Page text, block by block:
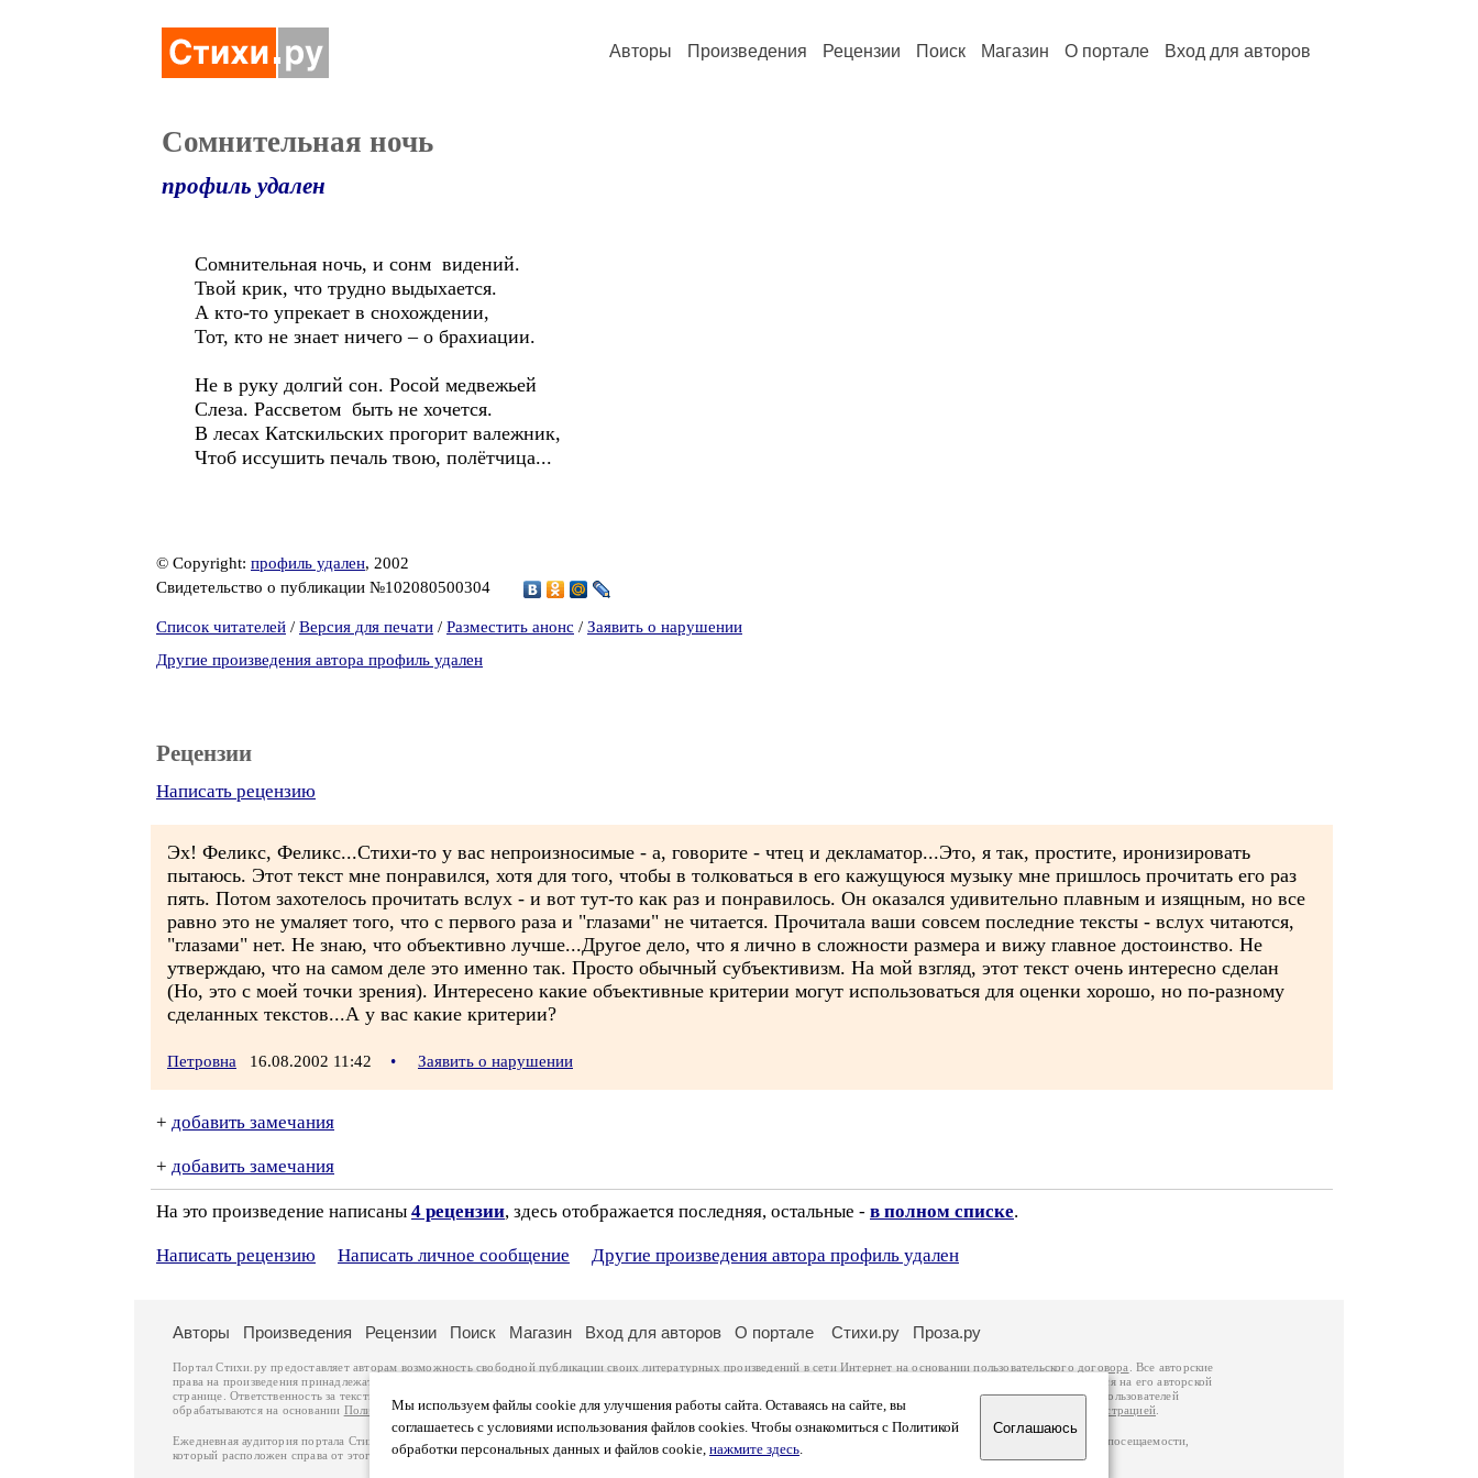
Авторы Произведения Рецензии Поиск Магазин О портале Вход для авторов
Сомнительная ночь
профиль удален
Сомнительная ночь, и сонм видений.
Твой крик, что трудно выдыхается.
А кто-то упрекает в снохождении,
Тот, кто не знает ничего – о брахиации.
Не в руку долгий сон. Росой медвежьей
Слеза. Рассветом быть не хочется.
В лесах Катскильских прогорит валежник,
Чтоб иссушить печаль твою, полётчица...
© Copyright: профиль удален, 2002
Свидетельство о публикации №102080500304
Список читателей / Версия для печати / Разместить анонс / Заявить о нарушении
Другие произведения автора профиль удален
Рецензии
Написать рецензию
Эх! Феликс, Феликс...Стихи-то у вас непроизносимые - а, говорите - чтец и декламатор...Это, я так, простите, иронизировать
пытаюсь. Этот текст мне понравился, хотя для того, чтобы в толковаться в его кажущуюся музыку мне пришлось прочитать его раз
пять. Потом захотелось прочитать вслух - и вот тут-то как раз и понравилось. Он оказался удивительно плавным и изящным, но все
равно это не умаляет того, что с первого раза и "глазами" не читается. Прочитала ваши совсем последние тексты - вслух читаются,
"глазами" нет. Не знаю, что объективно лучше...Другое дело, что я лично в сложности размера и вижу главное достоинство. Не
утверждаю, что на самом деле это именно так. Просто обычный субъективизм. На мой взгляд, этот текст очень интересно сделан
(Но, это с моей точки зрения). Интересено какие объективные критерии могут использоваться для оценки хорошо, но по-разному
сделанных текстов...А у вас какие критерии?
Петровна 16.08.2002 11:42 • Заявить о нарушении
+ добавить замечания
+ добавить замечания
На это произведение написаны 4 рецензии, здесь отображается последняя, остальные - в полном списке.
Написать рецензию Написать личное сообщение Другие произведения автора профиль удален
Мы используем файлы cookie для улучшения работы сайта. Оставаясь на сайте, вы
соглашаетесь с условиями использования файлов cookies. Чтобы ознакомиться с Политикой
обработки персональных данных и файлов cookie, нажмите здесь.
Соглашаюсь
Авторы Произведения Рецензии Поиск Магазин Вход для авторов О портале Стихи.ру Проза.ру
Портал Стихи.ру предоставляет авторам возможность свободной публикации своих литературных произведений в сети Интернет на основаниипользовательского договора
. Все авторские
права на произведения принадлежат авторам и охраняются
. Перепечатка произведений возможна только с согласия его автора, к которому вы можете обратиться на его авторской
странице. Ответственность за тексты произведений авторы несут самостоятельно на основании
законодательства Российской Федерации. Данные пользователей
обрабатываются на основании Политики обработки персональных данных. Вы также можете посмотреть более подробнуюинформацию о портале связаться с администрацией
Ежедневная аудитория портала Стихи.ру – порядка 200 тысяч посетителей, которые в общей сумме просматривают более двух миллионов страниц по данным счетчика посещаемости,
который расположен справа от этого текста. В каждой графе указано по две цифры: количество просмотров и количество посетителей.